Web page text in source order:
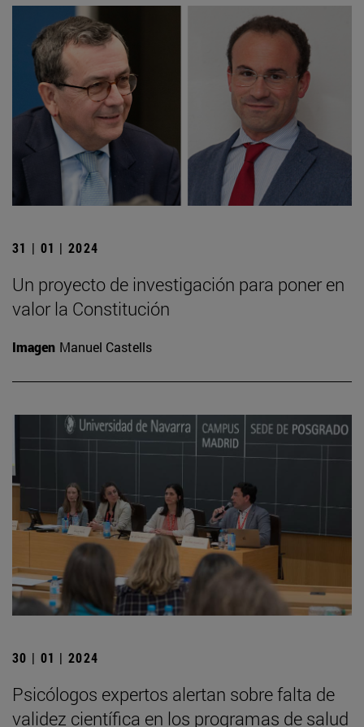
31 | 01 | 2024
Un proyecto de investigación para poner en
valor la Constitución
Imagen Manuel Castells
30 | 01 | 2024
Psicólogos expertos alertan sobre falta de
validez científica en los programas de salud